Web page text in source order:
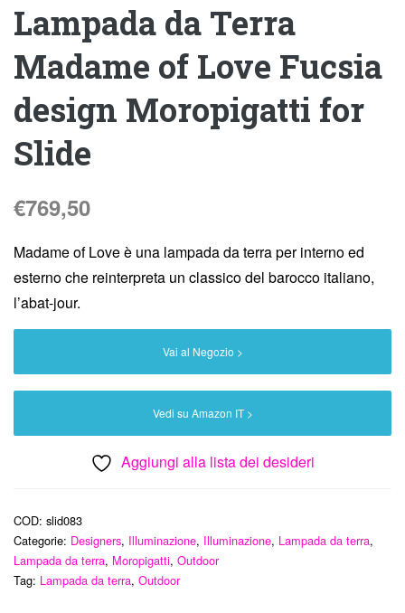
Lampada da Terra
Madame of Love Fucsia
design Moropigatti for
Slide
€769,50
Madame of Love è una lampada da terra per interno ed
esterno che reinterpreta un classico del barocco italiano,
l’abat-jour.
Vai al Negozio >
Vedi su Amazon IT >
Aggiungi alla lista dei desideri
COD: slid083
Categorie: Designers, Illuminazione, Illuminazione, Lampada da terra,
Lampada da terra, Moropigatti, Outdoor
Tag: Lampada da terra, Outdoor